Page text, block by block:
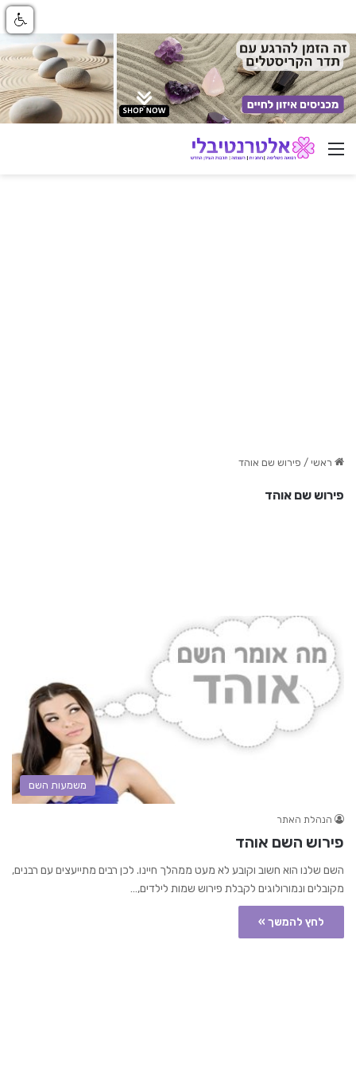
ניווט באתר
ראשי / פירוש שם אוהד
פירוש שם אוהד
משמעות השם
הנהלת האתר
פירוש השם אוהד
השם שלנו הוא חשוב וקובע לא מעט ממהלך חיינו. לכן רבים מתייעצים עם רבנים,
מקובלים ונמורולוגים לקבלת פירוש שמות לילדים,…
לחץ להמשך »